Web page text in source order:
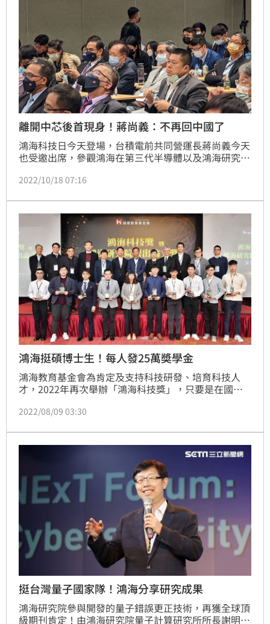
離開中芯後首現身！蔣尚義：不再回中國了
鴻海科技日今天登場，台積電前共同營運長蔣尚義今天
也受邀出席，參觀鴻海在第三代半導體以及鴻海研究院
2022/10/18 07:16
鴻海挺碩博士生！每人發25萬奬學金
鴻海教育基金會為肯定及支持科技研發、培育科技人
才，2022年再次舉辦「鴻海科技獎」，只要是在國內
池、電機、電控，或於AI、半導體、新世代通訊、低軌
來報名，每人獎金高達新台幣25萬元，並有機會進入鴻
海實習甚至就業。（記者：戴玉翔報導）
2022/08/09 03:30
挺台灣量子國家隊！鴻海分享研究成果
鴻海研究院參與開發的量子錯誤更正技術，再獲全球頂
級期刊肯定！由鴻海研究院量子計算研究所所長謝明